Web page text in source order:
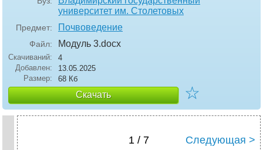
университет им. Столетовых
Предмет: Почвоведение
Файл: Модуль 3.docx
Скачиваний:
4
Добавлен:
13.05.2025
Размер:
68 Кб
Скачать ☆
1 / 7 Следующая >